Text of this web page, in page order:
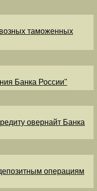
таможенных
Банка России"
овернайт Банка
операциям